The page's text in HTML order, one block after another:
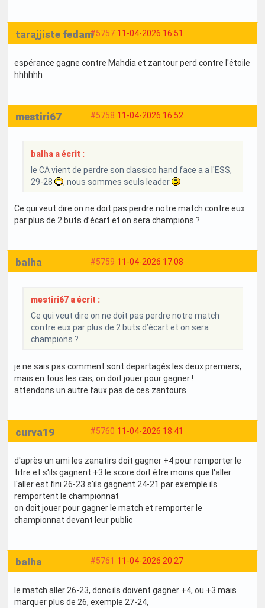
#5757 11-04-2026 16:51
tarajjiste fedam
espérance gagne contre Mahdia et zantour perd contre l'étoile
hhhhhh
#5758 11-04-2026 16:52
mestiri67
balha a écrit :
le CA vient de perdre son classico hand face a a l'ESS,
29-28
, nous sommes seuls leader
Ce qui veut dire on ne doit pas perdre notre match contre eux
par plus de 2 buts d’écart et on sera champions ?
#5759 11-04-2026 17:08
balha
mestiri67 a écrit :
Ce qui veut dire on ne doit pas perdre notre match
contre eux par plus de 2 buts d’écart et on sera
champions ?
je ne sais pas comment sont departagés les deux premiers,
mais en tous les cas, on doit jouer pour gagner !
attendons un autre faux pas de ces zantours
#5760 11-04-2026 18:41
curva19
d'après un ami les zanatirs doit gagner +4 pour remporter le
titre et s'ils gagnent +3 le score doit être moins que l'aller
l'aller est fini 26-23 s'ils gagnent 24-21 par exemple ils
remportent le championnat
on doit jouer pour gagner le match et remporter le
championnat devant leur public
#5761 11-04-2026 20:27
balha
le match aller 26-23, donc ils doivent gagner +4, ou +3 mais
marquer plus de 26, exemple 27-24,